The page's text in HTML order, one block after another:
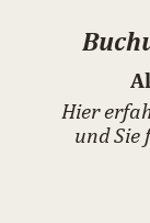
Hier
und